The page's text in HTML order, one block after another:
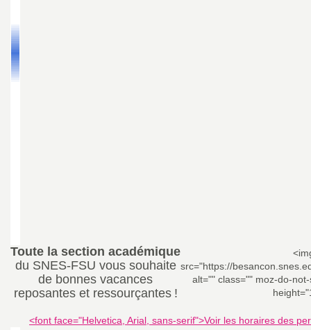
Toute la section académique
du SNES-FSU vous souhaite
de bonnes vacances
reposantes et ressourçantes !
src="https://
alt="" class="" moz-do-
<font face="Helvetica, Arial, sans-serif">Voir les horaires des